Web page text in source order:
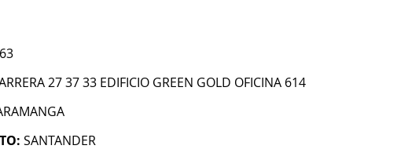
27 37 33 EDIFICIO GREEN GOLD OFICINA 614
SANTANDER